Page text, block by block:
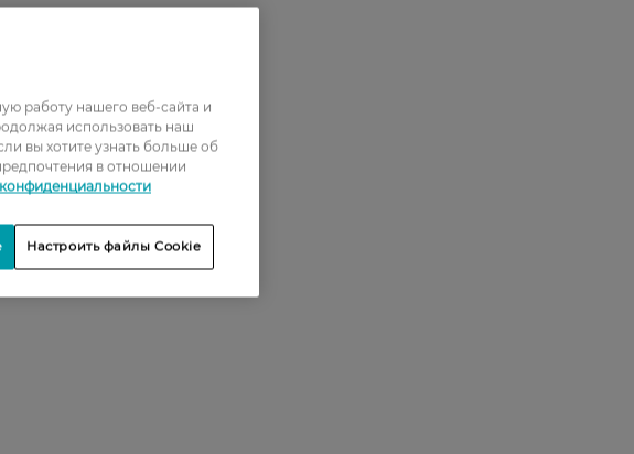
работу нашего веб-сайта и
использовать наш
вы хотите узнать больше об
в отношении
Настроить файлы Cookie